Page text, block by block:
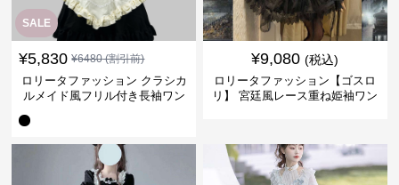
SALE
¥5,830 ¥6480(割引前)
ロリータファッション クラシカ
ルメイド風フリル付き長袖ワン
¥9,080 (税込)
ロリータファッション【ゴスロ
リ】 宮廷風レース重ね姫袖ワン